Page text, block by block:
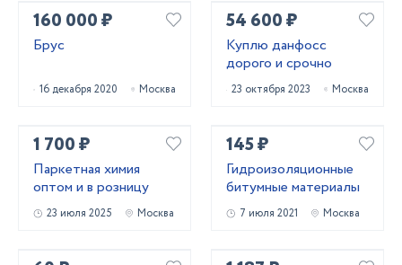
160 000 ₽
Брус
16 декабря 2020 Москва
54 600 ₽
Куплю данфосс
дорого и срочно
23 октября 2023 Москва
1 700 ₽
Паркетная химия
оптом и в розницу
23 июля 2025 Москва
145 ₽
Гидроизоляционные
битумные материалы
7 июля 2021 Москва